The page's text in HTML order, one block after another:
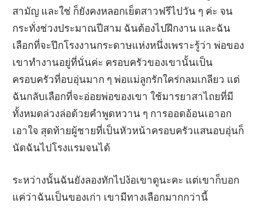
สามัญ และใช่ ก็ยังคงหลอกเย็ดสาวฟรีไปวัน ๆ ค่ะ จน
กระทั่งช่วงประมาณปีสาม ฉันต้องไปฝึกงาน และฉัน
เลือกที่จะปึกโรงงานกระดาษแห่งหนึ่งเพราะรู้ว่า พ่อของ
เขาทำงานอยู่ที่นั่นค่ะ ครอบครัวของเขานั้นเป็น
ครอบครัวที่อบอุ่นมาก ๆ พ่อแม่ลูกรักใคร่กลมเกลียว แต่
ฉันกลับเลือกที่จะอ่อยพ่อของเขา ใช้มารยาสาไถยที่มี
ทั้งหมดล่วงล่อด้วยคำพูดหวาน ๆ การออดอ้อนเอาอก
เอาใจ สุดท้ายผู้ชายที่เป็นหัวหน้าครอบครัวแสนอบอุ่นก็
นัดฉันไปโรงแรมจนได้
ระหว่างนั้นฉันยังลองทักไปง้อเขาดูนะคะ แต่เขาก็บอก
แค่ว่าฉันเป็นของเก่า เขามีทางเลือกมากกว่านี้